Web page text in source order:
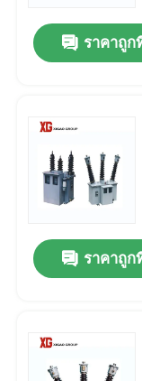
ทัวร์โรงงาน
ขอใบเสนอราคา
สวิตช์แบ่งโหลดอ
สวิตช์จ่ายไฟ
ราคาถูก
ราคาถูก